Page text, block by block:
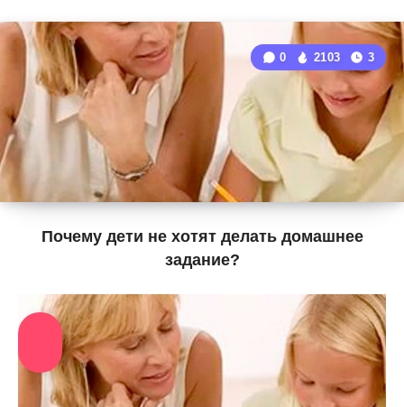
Почему дети не хотят делать домашнее
задание?
0 2103 3